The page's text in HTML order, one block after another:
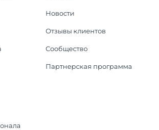
Новости
Отзывы клиентов
Cообщество
Партнерская программа